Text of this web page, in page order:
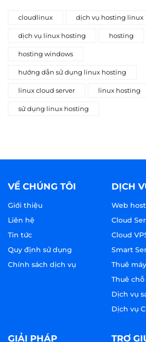
cloudlinux dịch vụ hosting linux
dịch vụ linux hosting hosting
hosting windows
hướng dẫn sử dụng linux hosting
linux cloud server linux hosting
sử dụng linux hosting
VỀ CHÚNG TÔI
Giới thiệu
Liên hệ
Tin tức
Quy định sử dụng
Chính sách dịch vụ
DỊCH
Web
Cloud
Cloud
Smart
Thuê
Thuê
Dịch vụ
Dịch vụ
GIẢI PHÁP TRỢ